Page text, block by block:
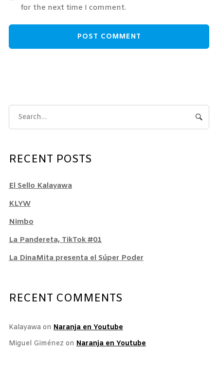
for the next time I comment.
RECENT POSTS
El Sello Kalayawa
KLYW
Nimbo
La Pandereta, TikTok #01
La DinaMita presenta el Súper Poder
RECENT COMMENTS
Kalayawaon Naranja en Youtube
Miguel Giménez on Naranja en Youtube